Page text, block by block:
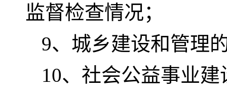
监督检查情况；
9、城乡建设和管理
10、社会公益事业建